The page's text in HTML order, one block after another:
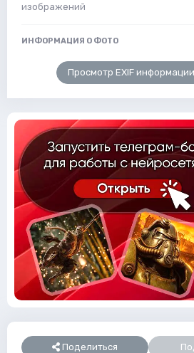
изображений
ИНФОРМАЦИЯ О ФОТО
Просмотр EXIF
Поделиться